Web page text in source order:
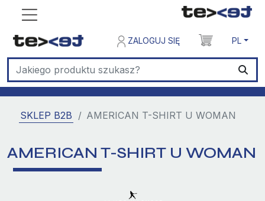
ZALOGUJ SIĘ PL
SKLEP B2B AMERICAN T-SHIRT U WOMAN
AMERICAN T-SHIRT U WOMAN